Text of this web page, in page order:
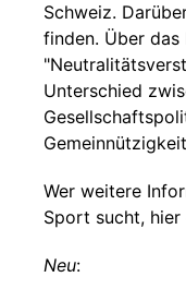
Schweiz.
finden. Über das
Unterschied
Wer weitere
Sport sucht,
Neu: